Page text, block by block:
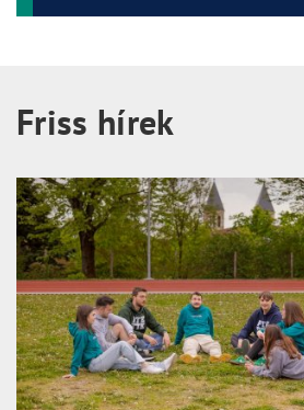
Friss hírek